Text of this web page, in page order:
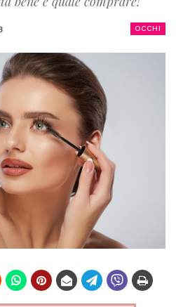
OCCHI